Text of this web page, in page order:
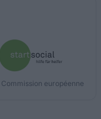
européenne